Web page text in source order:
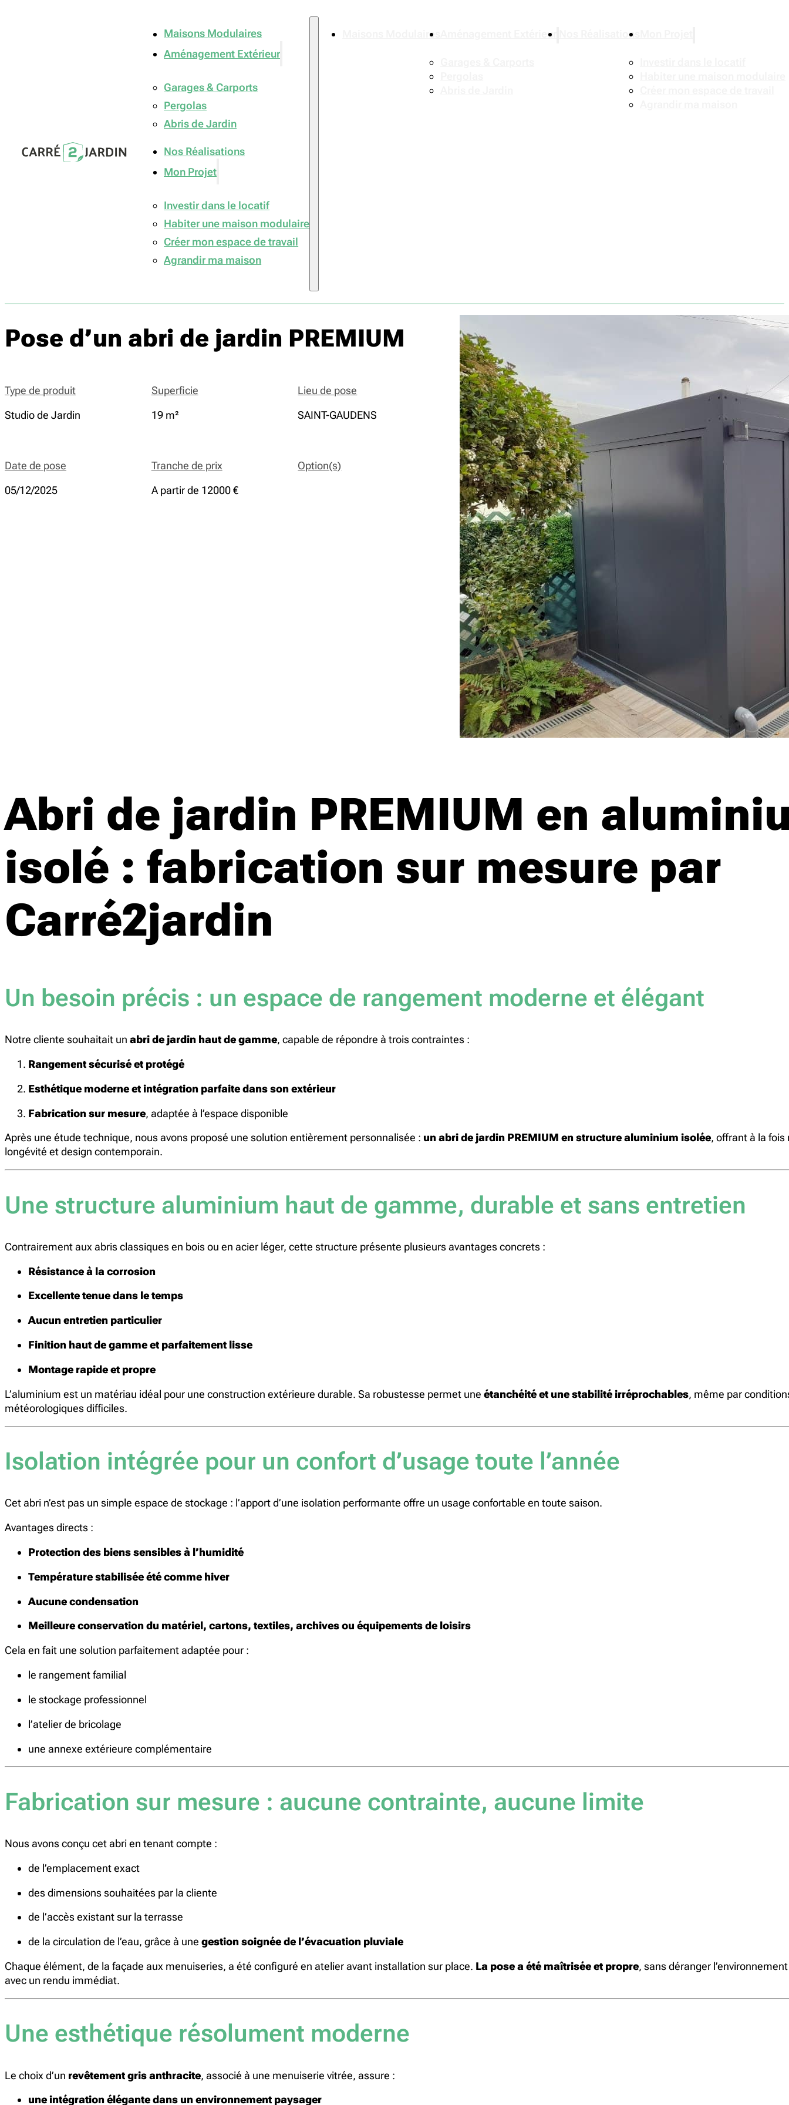
Maisons Modulaires
Aménagement Extérieur
Garages & Carports
Pergolas
Abris de Jardin
Nos Réalisations
Mon Projet
Investir dans le locatif
Habiter une maison modulaire
Créer mon espace de travail
Agrandir ma maison
Maisons Modulaires Aménagement Extérieur Nos Réalisations
Pose d’un abri de jardin PREMIUM
Type de produit
Studio de Jardin
Superficie
19 m²
Lieu de pose
SAINT-GAUDENS
Date de pose
05/12/2025
Tranche de prix
A partir de 12000 €
Option(s)
Abri de jardin PREMIUM en
isolé : fabrication sur mesure par
Carré2jardin
Un besoin précis : un espace de rangement moderne et élégant
Notre cliente souhaitait un abri de jardin haut de gamme, capable de répondre à trois contraintes :
Rangement sécurisé et protégé
Esthétique moderne et intégration parfaite dans son extérieur
Fabrication sur mesure, adaptée à l’espace disponible
Après une étude technique, nous avons proposé une solution entièrement personnalisée : un abri de jardin PREMIUM en structure aluminium isolée, offrant à la fois
longévité et design contemporain.
Une structure aluminium haut de gamme, durable et sans entretien
Contrairement aux abris classiques en bois ou en acier léger, cette structure présente plusieurs avantages concrets :
Résistance à la corrosion
Excellente tenue dans le temps
Aucun entretien particulier
Finition haut de gamme et parfaitement lisse
Montage rapide et propre
L’aluminium est un matériau idéal pour une construction extérieure durable. Sa robustesse permet une étanchéité et une stabilité irréprochables, même par
météorologiques difficiles.
Isolation intégrée pour un confort d’usage toute l’année
Cet abri n’est pas un simple espace de stockage : l’apport d’une isolation performante offre un usage confortable en toute saison.
Avantages directs :
Protection des biens sensibles à l’humidité
Température stabilisée été comme hiver
Aucune condensation
Meilleure conservation du matériel, cartons, textiles, archives ou équipements de loisirs
Cela en fait une solution parfaitement adaptée pour :
le rangement familial
le stockage professionnel
l’atelier de bricolage
une annexe extérieure complémentaire
Fabrication sur mesure : aucune contrainte, aucune limite
Nous avons conçu cet abri en tenant compte :
de l’emplacement exact
des dimensions souhaitées par la cliente
de l’accès existant sur la terrasse
de la circulation de l’eau, grâce à une gestion soignée de l’évacuation pluviale
Chaque élément, de la façade aux menuiseries, a été configuré en atelier avant installation sur place. La pose a été maîtrisée et propre, sans déranger
avec un rendu immédiat.
Une esthétique résolument moderne
Le choix d’un revêtement gris anthracite, associé à une menuiserie vitrée, assure :
une intégration élégante dans un environnement paysager